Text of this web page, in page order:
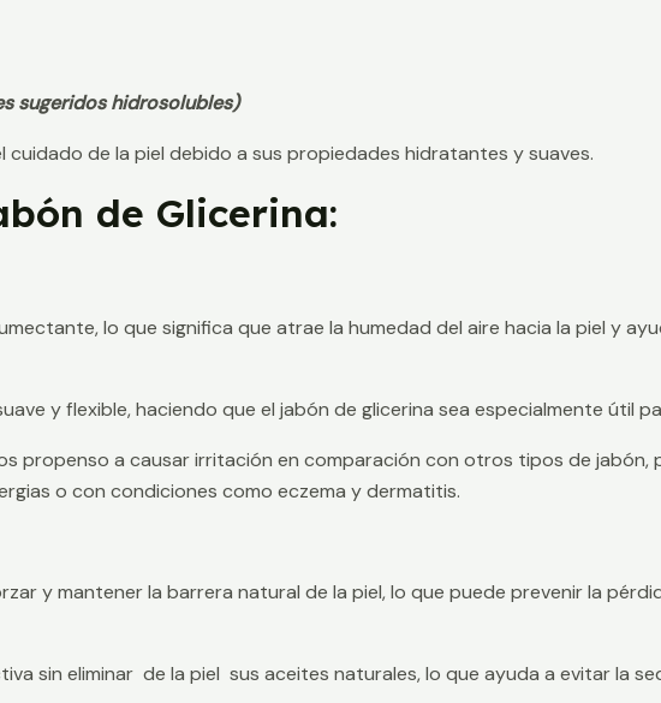
sugeridos hidrosolubles)
cuidado de la piel debido a sus propiedades hidratantes y suaves.
de Glicerina:
lo que significa que atrae la humedad del aire hacia la piel y
y flexible, haciendo que el jabón de glicerina sea especialmente útil
propenso a causar irritación en comparación con otros tipos de jabón,
o con condiciones como eczema y dermatitis.
y mantener la barrera natural de la piel, lo que puede prevenir la
sin eliminar de la piel sus aceites naturales, lo que ayuda a evitar la